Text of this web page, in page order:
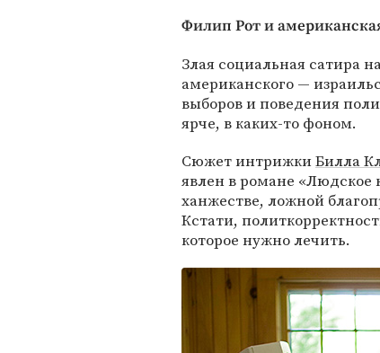
Филип Рот и
Злая социальная сатира
американского —
выборов и поведения
ярче, в каких-то фоном.
Сюжет интрижкиБилла
явлен в романе «Людское
ханжестве, ложной
Кстати,
которое нужно лечить.